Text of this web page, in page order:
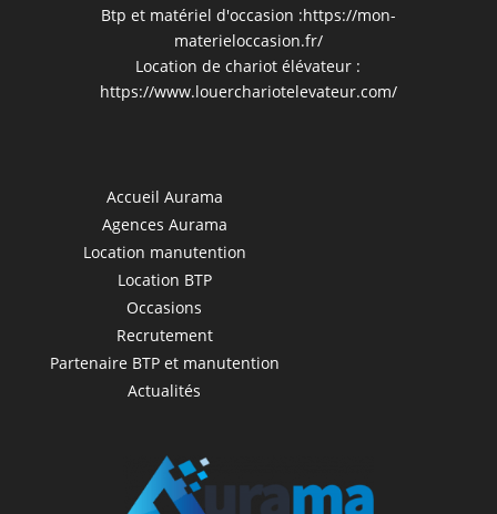
Btp et matériel d'occasion :https://mon-
materieloccasion.fr/
Location de chariot élévateur :
https://www.louerchariotelevateur.com/
Accueil Aurama
Agences Aurama
Location manutention
Location BTP
Occasions
Recrutement
Partenaire BTP et manutention
Actualités